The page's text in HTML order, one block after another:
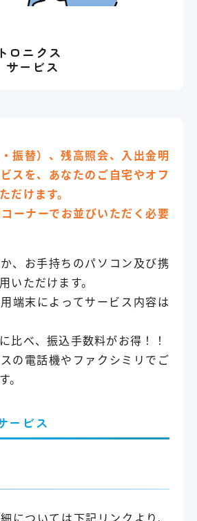
ロニクス
サービス
振替）、残高照会、入出金明
スを、あなたのご自宅やオフ
だけます。
ーナーでお並びいただく必要
、お手持ちのパソコン及び携
いただけます。
用端末によってサービス内容は
比べ、振込手数料がお得！！
の電話機やファクシミリでご
。
ービス